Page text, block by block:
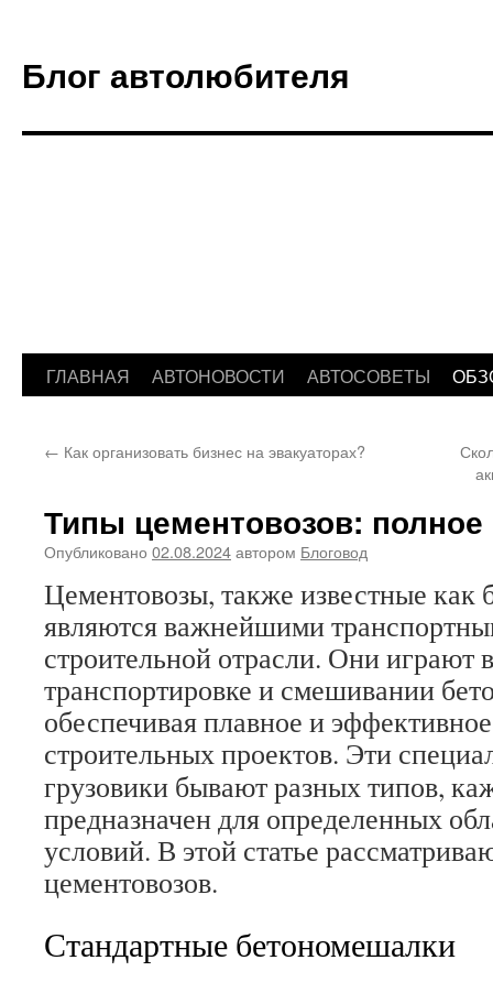
Блог автолюбителя
Перейти
содержимому
ГЛАВНАЯ АВТОНОВОСТИ АВТОСОВЕТЫ
← Как организовать бизнес на эвакуаторах?
Типы цементовозов: полное
Опубликовано 02.08.2024автором Блоговод
Цементовозы, также известные как
являются важнейшими
строительной отрасли. Они играют
транспортировке и смешивании
обеспечивая плавное и
строительных проектов. Эти
грузовики бывают разных типов,
предназначен для определенных
условий. В этой статье
цементовозов.
Стандартные бетономешалки